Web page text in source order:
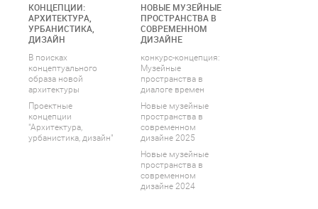
КОНЦЕПЦИИ:
АРХИТЕКТУРА,
УРБАНИСТИКА,
ДИЗАЙН
В поисках
концептуального
образа новой
архитектуры
Проектные
концепции
"Архитектура,
урбанистика, дизайн"
НОВЫЕ МУЗЕЙНЫЕ
ПРОСТРАНСТВА В
СОВРЕМЕННОМ
ДИЗАЙНЕ
конкурс-концепция:
Музейные
пространства в
диалоге времен
Новые музейные
пространства в
современном
дизайне 2025
Новые музейные
пространства в
современном
дизайне 2024